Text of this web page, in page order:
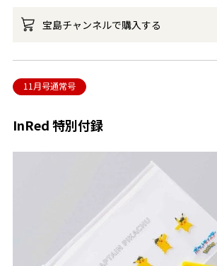
宝島チャンネルで購入する
11月号通常号
InRed 特別付録